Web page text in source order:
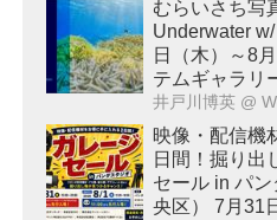
むらいさち写
Underwater
日（木）～8
テムギャラリ
催！
井戸川博英 @
映像・配信機
日間！掘り出
セール in パ
央区） 7月31